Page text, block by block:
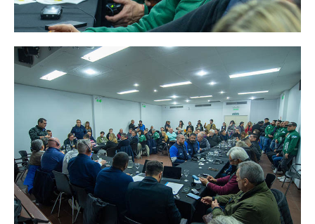
Libre deuda y conflicto
Contacto por ramas
Noticias ramas
Noticias gremiales
Atención Transitoria de Anses ULAT
CCT 40/89
Psicofísico